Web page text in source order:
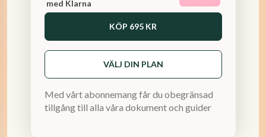
med Klarna
KÖP 695 KR
VÄLJ DIN PLAN
Med vårt abonnemang får du obegränsad
tillgång till alla våra dokument och guider